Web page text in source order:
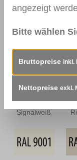
Dunkel
0112
Signalweiß
angezeigt
Bitte wählen
Bruttopreise inkl.
Nettopreise exkl.